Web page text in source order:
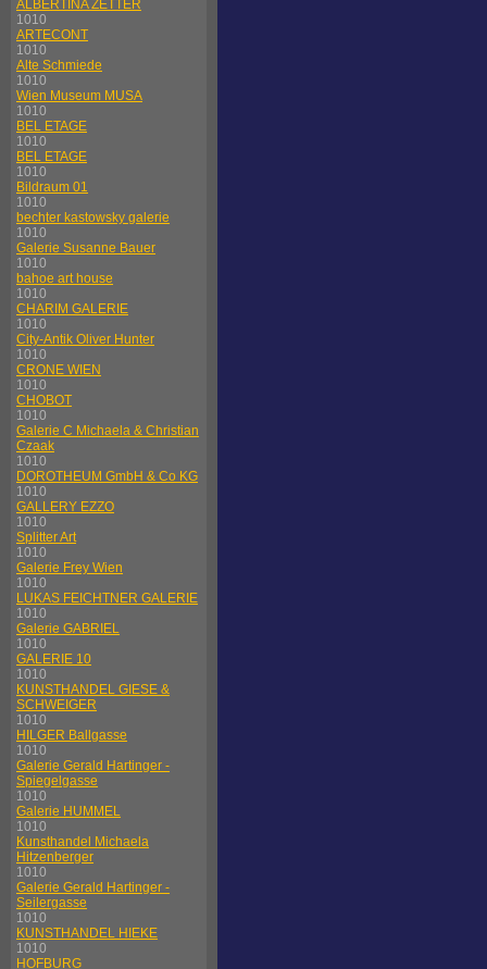
ALBERTINA ZETTER
1010
ARTECONT
1010
Alte Schmiede
1010
Wien Museum MUSA
1010
BEL ETAGE
1010
BEL ETAGE
1010
Bildraum 01
1010
bechter kastowsky galerie
1010
Galerie Susanne Bauer
1010
bahoe art house
1010
CHARIM GALERIE
1010
City-Antik Oliver Hunter
1010
CRONE WIEN
1010
CHOBOT
1010
Galerie C Michaela & Christian
Czaak
1010
DOROTHEUM GmbH & Co KG
1010
GALLERY EZZO
1010
Splitter Art
1010
Galerie Frey Wien
1010
LUKAS FEICHTNER GALERIE
1010
Galerie GABRIEL
1010
GALERIE 10
1010
KUNSTHANDEL GIESE &
SCHWEIGER
1010
HILGER Ballgasse
1010
Galerie Gerald Hartinger -
Spiegelgasse
1010
Galerie HUMMEL
1010
Kunsthandel Michaela
Hitzenberger
1010
Galerie Gerald Hartinger -
Seilergasse
1010
KUNSTHANDEL HIEKE
1010
HOFBURG